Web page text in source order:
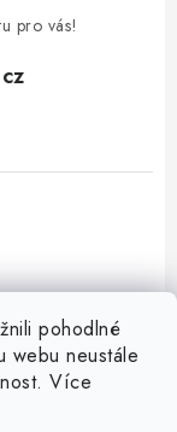
pohodlné
webu neustále
Více
pro vás!